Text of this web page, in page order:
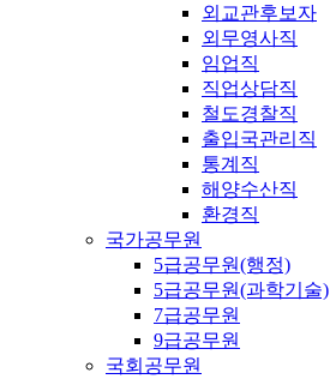
외교관후보자
외무영사직
임업직
직업상담직
철도경찰직
출입국관리직
통계직
해양수산직
환경직
국가공무원
5급공무원(행정)
5급공무원(과학기술)
7급공무원
9급공무원
국회공무원